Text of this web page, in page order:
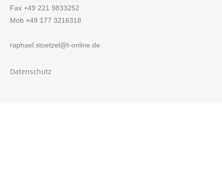
Fax +49 221 9833252
Mob +49 177 3216318
raphael.stoetzel@t-online.de
Datenschutz